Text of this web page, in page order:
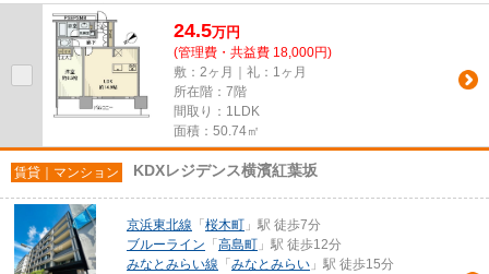
ど人気の設備充実。 不在時に...
24.5万円
(管理費・共益費 18,000円)
敷：2ヶ月｜礼：1ヶ月
所在階：7階
間取り：1LDK
面積：50.74㎡
賃貸｜マンション KDXレジデンス横濱紅葉坂
京浜東北線 「 桜木町 」駅 徒歩7分
ブルーライン 「 高島町 」駅 徒歩12分
みなとみらい線 「 みなとみらい 」駅 徒歩15分